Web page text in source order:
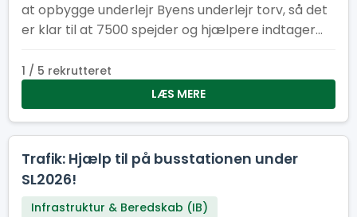
at opbygge underlejr Byens underlejr torv, så det
er klar til at 7500 spejder og hjælpere indtager
følgende faste installationer: køkken/kantine,
cafe, information, minimarked, proviant
udlevering og en skadesklinik
1 / 5 rekrutteret
LÆS MERE
Trafik: Hjælp til på busstationen under
SL2026!
Infrastruktur & Beredskab (IB)